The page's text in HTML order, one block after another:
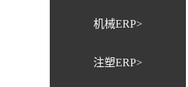
机械ERP>
注塑ERP>